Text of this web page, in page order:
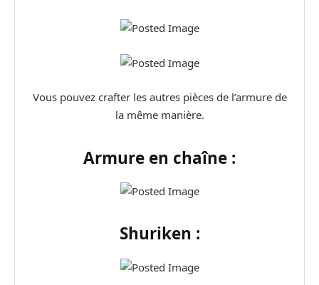
Vous pouvez crafter les autres pièces de l’armure de
la même manière.
Armure en chaîne :
Shuriken :